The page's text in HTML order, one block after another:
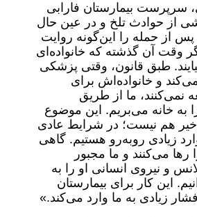
سرپرست بیمارستان فارابی
از حوادث تلخ و در عین حال
پس از حمله را این‌گونه روایت
وقت آن گذشته که خانواده‌ای
طبق قانون، وقتی پزشکی
و خانواده‌اش برای
نمی‌کنند، ما از طریق
به خانه می‌بریم. این موضوع
هم نیست؛ در شرایط عادی
زیادی روبه‌رو هستیم. گاهی
رها می‌کنند و ما مجبور
و نیروی انسانی او را به
این کار برای بیمارستان
زیادی به ما وارد می‌کند.»